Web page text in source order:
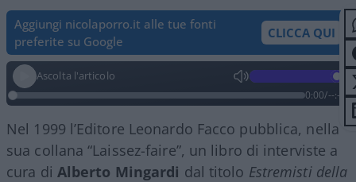
Aggiungi nicolaporro.it alle tue fonti
preferite su Google
CLICCA QUI
Ascolta l'articolo
0:00/--:--
Nel 1999 l’Editore Leonardo Facco pubblica, nella
sua collana “Laissez-faire”, un libro di interviste a
cura di Alberto Mingardi dal titolo Estremisti della